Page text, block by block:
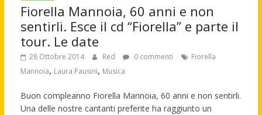
Fiorella Mannoia, 60 anni e non
sentirli. Esce il cd “Fiorella” e parte il
tour. Le date
28 Ottobre 2014 Red 0 commenti
Fiorella
Mannoia, Laura Pausini, Musica
Buon compleanno Fiorella Mannoia, 60 anni e non sentirli.
Una delle nostre cantanti preferite ha raggiunto un